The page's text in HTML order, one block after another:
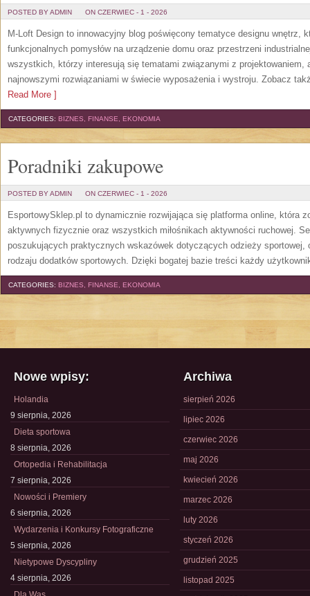
POSTED BY ADMIN ON CZERWIEC - 1 - 2026
M-Loft Design to innowacyjny blog poświęcony tematyce designu wnętrz,
funkcjonalnych pomysłów na urządzenie domu oraz przestrzeni
wszystkich, którzy interesują się tematami związanymi z projektowaniem,
najnowszymi rozwiązaniami w świecie wyposażenia i wystroju. Zobacz
Read More ]
CATEGORIES: BIZNES, FINANSE, EKONOMIA
Poradniki zakupowe
POSTED BY ADMIN ON CZERWIEC - 1 - 2026
EsportowySklep.pl to dynamicznie rozwijająca się platforma online, która
aktywnych fizycznie oraz wszystkich miłośnikach aktywności ruchowej.
poszukujących praktycznych wskazówek dotyczących odzieży sportowej,
rodzaju dodatków sportowych. Dzięki bogatej bazie treści każdy
CATEGORIES: BIZNES, FINANSE, EKONOMIA
Nowe wpisy:
Holandia
9 sierpnia, 2026
Dieta sportowa
8 sierpnia, 2026
Ortopedia i Rehabilitacja
7 sierpnia, 2026
Nowości i Premiery
6 sierpnia, 2026
Wydarzenia i Konkursy Fotograficzne
5 sierpnia, 2026
Nietypowe Dyscypliny
4 sierpnia, 2026
Archiwa
sierpień 2026
lipiec 2026
czerwiec 2026
maj 2026
kwiecień 2026
marzec 2026
luty 2026
styczeń 2026
grudzień 2025
listopad 2025